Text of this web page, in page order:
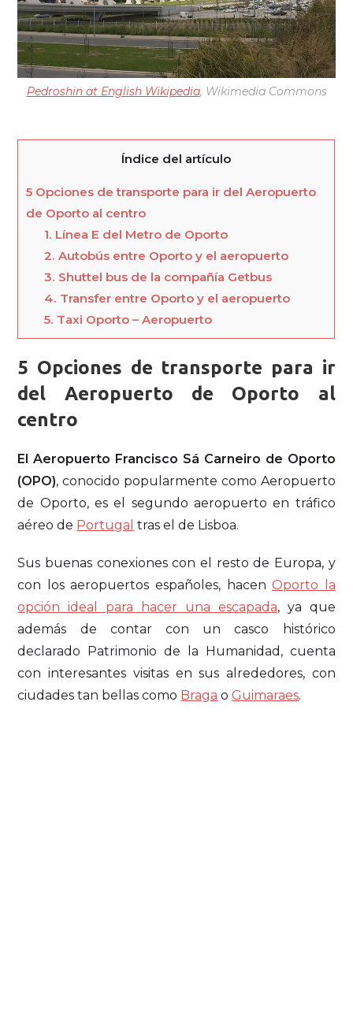
Pedroshin at English Wikipedia, Wikimedia Commons
Índice del artículo
5 Opciones de transporte para ir del Aeropuerto
de Oporto al centro
1. Línea E del Metro de Oporto
2. Autobús entre Oporto y el aeropuerto
3. Shuttel bus de la compañía Getbus
4. Transfer entre Oporto y el aeropuerto
5. Taxi Oporto – Aeropuerto
5 Opciones de transporte para ir
del Aeropuerto de Oporto al
centro
El Aeropuerto Francisco Sá Carneiro de Oporto
(OPO), conocido popularmente como Aeropuerto
de Oporto, es el segundo aeropuerto en tráfico
aéreo de Portugal tras el de Lisboa.
Sus buenas conexiones con el resto de Europa, y
con los aeropuertos españoles, hacenOporto la
opción ideal para hacer una escapada, ya que
además de contar con un casco histórico
declarado Patrimonio de la Humanidad, cuenta
con interesantes visitas en sus alrededores, con
ciudades tan bellas como Braga oGuimaraes.